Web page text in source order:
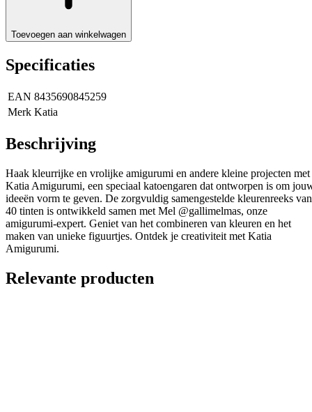
Toevoegen aan winkelwagen
Specificaties
EAN 8435690845259
Merk Katia
Beschrijving
Haak kleurrijke en vrolijke amigurumi en andere kleine projecten met
Katia Amigurumi, een speciaal katoengaren dat ontworpen is om
ideeën vorm te geven. De zorgvuldig samengestelde kleurenreeks van
40 tinten is ontwikkeld samen met Mel @gallimelmas, onze
amigurumi-expert. Geniet van het combineren van kleuren en het
maken van unieke figuurtjes. Ontdek je creativiteit met Katia
Amigurumi.
Relevante producten